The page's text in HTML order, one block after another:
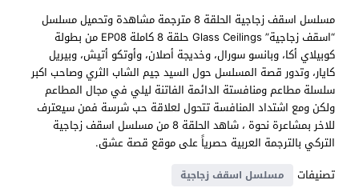
مسلسل اسقف زجاجية الحلقة 8 مترجمة مشاهدة وتحميل مسلسل
“اسقف زجاجية” Glass Ceilings حلقة 8 كاملة EP08 من بطولة
كوبيلاي أكا، وبانسو سورال، وخديجة أصلان، وأوتكو أتيش، وبيريل
كايار، وتدور قصة المسلسل حول السيد جيم الشاب الثري وصاحب اكبر
سلسلة مطاعم ومنافستة الدائمة الفاتنة ليلي في مجال المطاعم
ولكن ومع اشتداد المنافسة تتحول لعلاقة حب شرسة فمن سيعترف
للاخر بمشاعرة نحوة ، شاهد الحلقة 8 من مسلسل اسقف زجاجية
التركي بالترجمة العربية حصرياً على موقع قصة عشق.
تصنيفات
مسلسل اسقف زجاجية